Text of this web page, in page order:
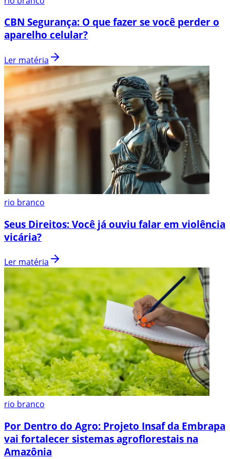
CBN Segurança: O que fazer se você perder o
aparelho celular?
Ler matéria
rio branco
Seus Direitos: Você já ouviu falar em violência
vicária?
Ler matéria
rio branco
Por Dentro do Agro: Projeto Insaf da Embrapa
vai fortalecer sistemas agroflorestais na
Amazônia